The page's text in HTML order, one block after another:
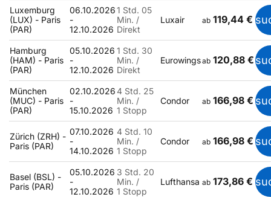
Luxemburg
(LUX) - Paris
(PAR)
06.10.2026
-
12.10.2026
1 Std. 05
Min. /
Direkt
Luxair ab 119,44 €
Hamburg
(HAM) - Paris
(PAR)
05.10.2026
-
12.10.2026
1 Std. 30
Min. /
Direkt
Eurowingsab 120,88 €
München
(MUC) - Paris
(PAR)
02.10.2026
-
15.10.2026
4 Std. 25
Min. /
1 Stopp
Condor ab 166,98 €
Zürich (ZRH) -
Paris (PAR)
07.10.2026
-
14.10.2026
4 Std. 10
Min. /
1 Stopp
Condor ab 166,98 €
Basel (BSL) -
Paris (PAR)
05.10.2026
-
12.10.2026
3 Std. 20
Min. /
1 Stopp
Lufthansa ab 173,86 €